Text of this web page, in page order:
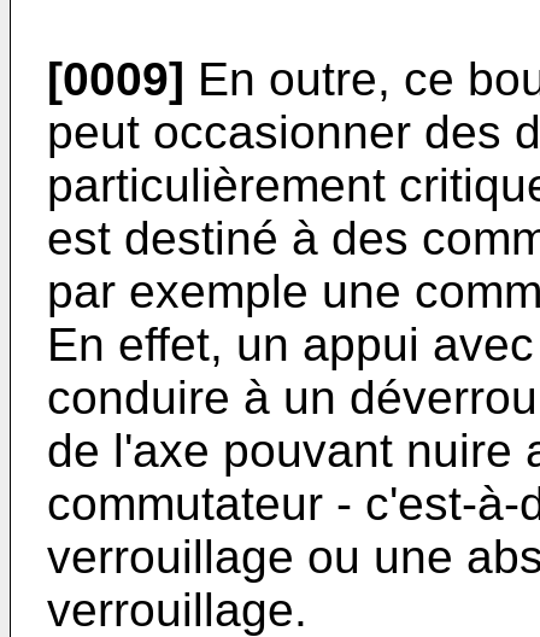
[0009] En outre, ce
peut occasionner des
particulièrement
est destiné à des
par exemple une
En effet, un appui
conduire à un
de l'axe pouvant nuire
commutateur - c'est-
verrouillage ou une
verrouillage.